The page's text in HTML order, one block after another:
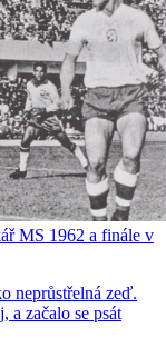
MS 1962 a finále v
neprůstřelná zeď.
a začalo se psát